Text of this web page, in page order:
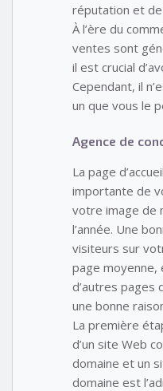
réputation et
À l’ère du
ventes sont
il est crucial
Cependant, il
un que vous le
Agence de
La page
importante de
votre image de
l’année. Une
visiteurs sur
page moyenne,
d’autres pages
une bonne
La première
d’un site Web
domaine et un
domaine est